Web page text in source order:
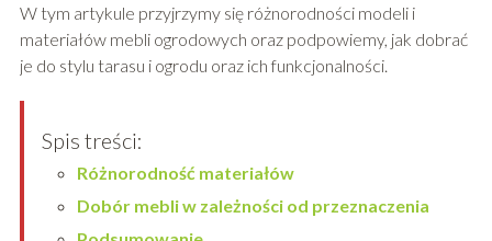
W tym artykule przyjrzymy się różnorodności modeli i
materiałów mebli ogrodowych oraz podpowiemy, jak dobrać
je do stylu tarasu i ogrodu oraz ich funkcjonalności.
Spis treści:
Różnorodność materiałów
Dobór mebli w zależności od przeznaczenia